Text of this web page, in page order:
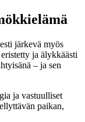
järkevä myös
ja älykkäästi
– ja sen
ja vastuulliset
paikan,